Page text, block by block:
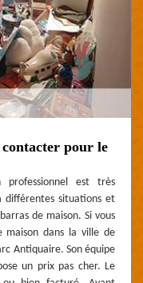
pour le
est très
différentes situations et
de maison. Si vous
maison dans la ville de
Antiquaire. Son équipe
un prix pas cher. Le